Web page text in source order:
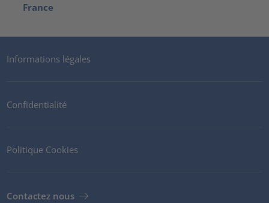
France
Informations légales
Confidentialité
Politique Cookies
Contactez nous